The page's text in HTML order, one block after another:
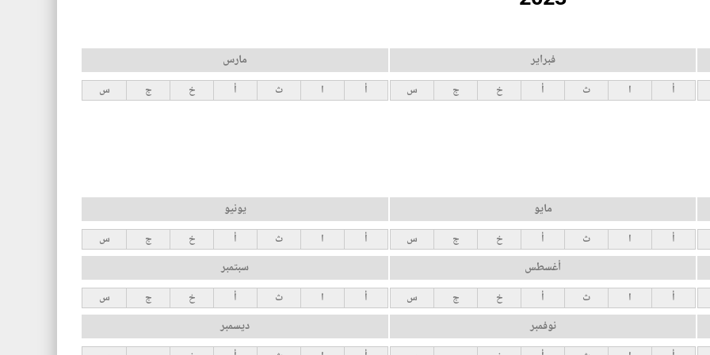
فبراير
أ ا ث أ خ ج س
مارس
أ ا ث أ خ ج س
مايو
أ ا ث أ خ ج س
يونيو
أ ا ث أ خ ج س
أغسطس
أ ا ث أ خ ج س
سبتمبر
أ ا ث أ خ ج س
نوفمبر ديسمبر